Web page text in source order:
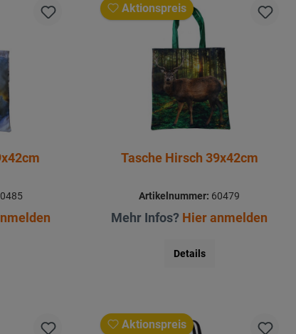
Aktionspreis
Tasche Hirsch 39x42cm
Artikelnummer: 60479
Mehr Infos? Hier anmelden
Details
Aktionspreis